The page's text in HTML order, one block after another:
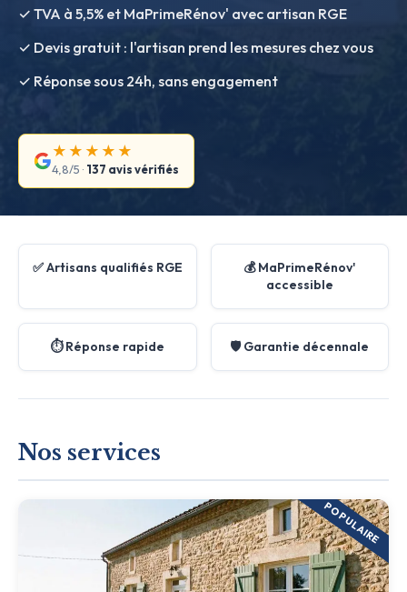
✓ TVA à 5,5% et MaPrimeRénov' avec artisan RGE
✓ Devis gratuit : l'artisan prend les mesures chez vous
✓ Réponse sous 24h, sans engagement
★★★★★
4,8/5 · 137 avis vérifiés
✅ Artisans qualifiés RGE
💰 MaPrimeRénov'
accessible
⏱️ Réponse rapide 🛡️ Garantie décennale
Nos services
POPULAIRE